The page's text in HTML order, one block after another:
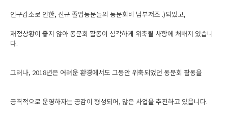
인구감소로 인한, 신규 졸업동문들의 동문회비 납부저조 .)되었고,
재정상황이 좋지 않아 동문회 활동이 심각하게 위축될 사항에 처해져 있습니
다.
그러나, 2018년은 어려운 환경에서도 그동안 위축되었던 동문회 활동을
공격적으로 운영하자는 공감이 형성되어, 많은 사업을 추진하고 있읍니다.